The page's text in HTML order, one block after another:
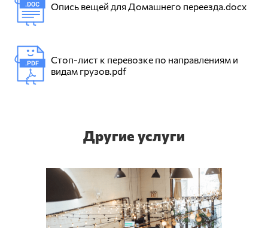
Опись вещей для Домашнего переезда.docx
Стоп-лист к перевозке по направлениям и
видам грузов.pdf
Другие услуги